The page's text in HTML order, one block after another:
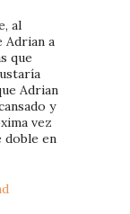
al
Adrian a
que
Adrian
y
vez
doble en